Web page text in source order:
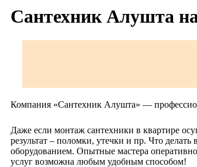
Сантехник Алушта
Компания «Сантехник Алушта» —
Даже если монтаж сантехники в квартире
результат – поломки, утечки и пр. Что
оборудованием. Опытные мастера
услуг возможна любым удобным способом!